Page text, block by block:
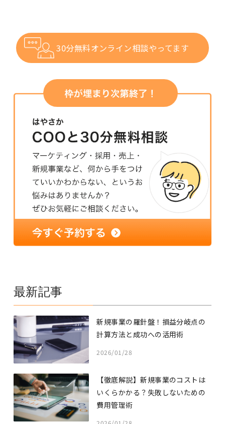
30分無料オンライン相談やってます
最新記事
新規事業の羅針盤！損益分岐点の
計算方法と成功への活用術
2026/01/28
【徹底解説】新規事業のコストは
いくらかかる？失敗しないための
費用管理術